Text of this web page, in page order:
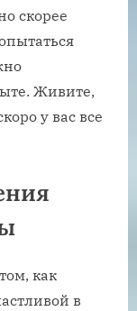
скорее
Живите,
у вас все
как
в